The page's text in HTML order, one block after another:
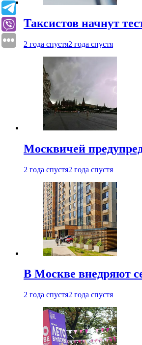
Таксистов начнут
2 года спустя2 года спустя
Москвичей
2 года спустя2 года спустя
В Москве внедряют
2 года спустя2 года спустя